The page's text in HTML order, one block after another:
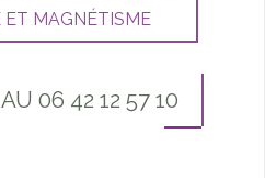
ET MAGNÉTISME
06 42 12 57 10